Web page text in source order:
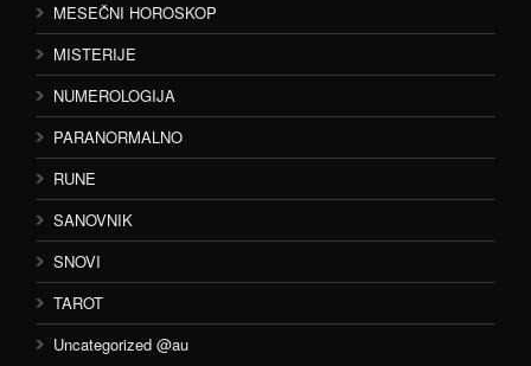
MESEČNI HOROSKOP
MISTERIJE
NUMEROLOGIJA
PARANORMALNO
RUNE
SANOVNIK
SNOVI
TAROT
Uncategorized @au